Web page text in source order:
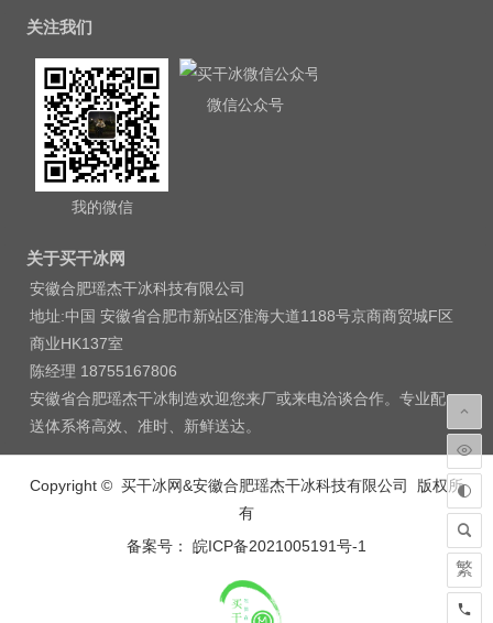
关注我们
我的微信
微信公众号
关于买干冰网
安徽合肥瑶杰干冰科技有限公司
地址:中国 安徽省合肥市新站区淮海大道1188号京商商贸城F区
商业HK137室
陈经理 18755167806
安徽省合肥瑶杰干冰制造欢迎您来厂或来电洽谈合作。专业配
送体系将高效、准时、新鲜送达。
Copyright © 买干冰网&安徽合肥瑶杰干冰科技有限公司 版权所
有
备案号： 皖ICP备2021005191号-1
繁